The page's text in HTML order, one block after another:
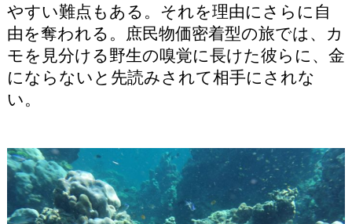
やすい難点もある。それを理由にさらに自
由を奪われる。庶民物価密着型の旅では、カ
モを見分ける野生の嗅覚に長けた彼らに、金
にならないと先読みされて相手にされな
い。